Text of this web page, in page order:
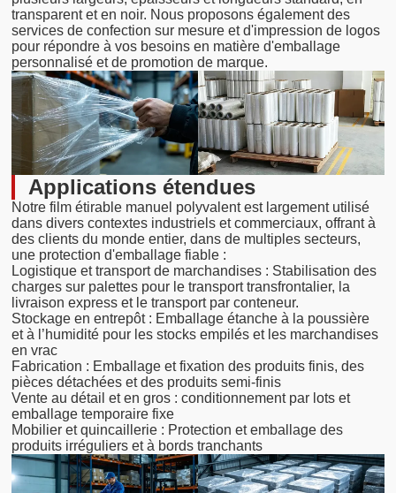
transparent et en noir. Nous proposons également des
services de confection sur mesure et d'impression de logos
pour répondre à vos besoins en matière d'emballage
personnalisé et de promotion de marque.
Applications étendues
Notre film étirable manuel polyvalent est largement utilisé
dans divers contextes industriels et commerciaux, offrant à
des clients du monde entier, dans de multiples secteurs,
une protection d'emballage fiable :
Logistique et transport de marchandises : Stabilisation des
charges sur palettes pour le transport transfrontalier, la
livraison express et le transport par conteneur.
Stockage en entrepôt : Emballage étanche à la poussière
et à l’humidité pour les stocks empilés et les marchandises
en vrac
Fabrication : Emballage et fixation des produits finis, des
pièces détachées et des produits semi-finis
Vente au détail et en gros : conditionnement par lots et
emballage temporaire fixe
Mobilier et quincaillerie : Protection et emballage des
produits irréguliers et à bords tranchants